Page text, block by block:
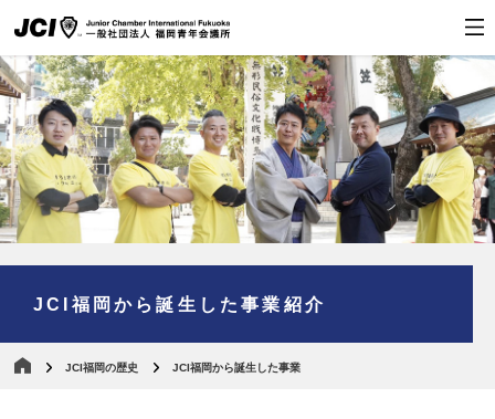
JCI福岡から誕生した事業紹介
JCI福岡の歴史 JCI福岡から誕生した事業